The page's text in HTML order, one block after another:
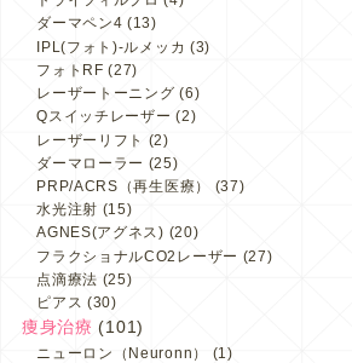
ダーマペン4 (13)
IPL(フォト)-ルメッカ (3)
フォトRF (27)
レーザートーニング (6)
Qスイッチレーザー (2)
レーザーリフト (2)
ダーマローラー (25)
PRP/ACRS（再生医療）
(37)
水光注射 (15)
AGNES(アグネス) (20)
フラクショナルCO2レーザー (27)
点滴療法 (25)
ピアス (30)
痩身治療 (101)
ニューロン（Neuronn）
(1)